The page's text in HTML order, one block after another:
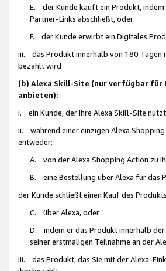
E. der Kunde kauft ein Produkt, indem
Partner-Links abschließt, oder
F. der Kunde erwirbt ein Digitales
iii. das Produkt innerhalb von 180 Tagen
bezahlt wird
(b) Alexa Skill-Site (nur verfügbar für
anbieten):
i. ein Kunde, der Ihre Alexa Skill-Site
ii. während einer einzigen Alexa
entweder:
A. von der Alexa Shopping Action zu
B. eine Bestellung über Alexa für das
der Kunde schließt einen Kauf des
C. über Alexa, oder
D. indem er das Produkt innerhalb der
seiner erstmaligen Teilnahme an der
iii. das Produkt, das Sie mit der Alexa-